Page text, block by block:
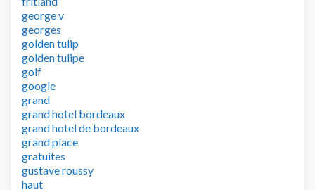
george v
georges
golden tulip
golden tulipe
golf
google
grand
grand hotel bordeaux
grand hotel de bordeaux
grand place
gratuites
gustave roussy
haut